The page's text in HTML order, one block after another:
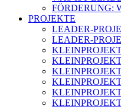
FÖRDERUNG:
PROJEKTE
LEADER-
LEADER-